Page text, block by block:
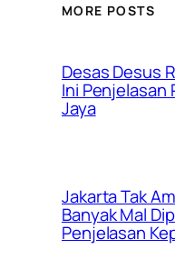
MORE POSTS
Desas Desus
Ini Penjelasan
Jaya
Jakarta Tak
Banyak Mal
Penjelasan